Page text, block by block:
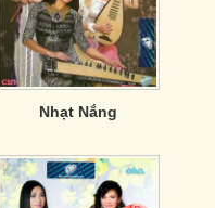
Nhạt Nắng